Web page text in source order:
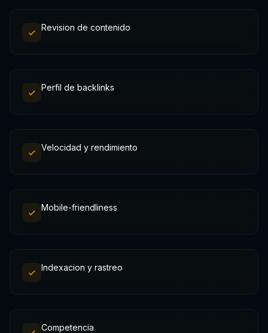
Revision de contenido
Perfil de backlinks
Velocidad y rendimiento
Mobile-friendliness
Indexacion y rastreo
Competencia